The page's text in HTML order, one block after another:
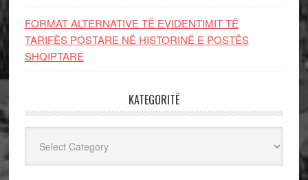
FORMAT ALTERNATIVE TË EVIDENTIMIT TË
TARIFËS POSTARE NË HISTORINË E POSTËS
SHQIPTARE
KATEGORITË